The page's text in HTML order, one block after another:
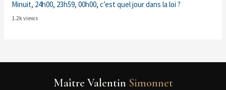
Minuit, 24h00, 23h59, 00h00, c’est quel jour dans la loi ?
1.2k views
Maître Valentin Simonnet